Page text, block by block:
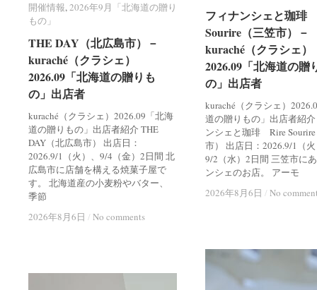
開催情報,2026年9月「北海道の贈り
もの」
THE DAY（北広島市）－
kuraché（クラシェ）
2026.09「北海道の贈りも
の」出店者
kuraché（クラシェ）2026.09「北海
道の贈りもの」出店者紹介 THE
DAY（北広島市） 出店日：
2026.9/1（火）、9/4（金）2日間 北
広島市に店舗を構える焼菓子屋で
す。 北海道産の小麦粉やバター、
季節
2026年8月6日 / No comments
開催情報 2026年9月「北海道の贈り
もの」
THE DAY（北広島市）－
kuraché（クラシェ）
2026.09「北海道の贈りも
の」出店者
2026年8月6日 / No comments
フィナンシェと珈
Sourire（三笠市）－
kuraché（クラシェ）
2026.09「北海道の贈
の」出店者
kuraché（クラシェ）
道の贈りもの」出店者紹
ンシェと珈琲 Rire
市） 出店日：2026.9/1（
9/2（水）2日間 三笠市に
ンシェのお店。 アーモ
2026年8月6日 / No
フィナンシェと珈
Sourire（三笠市）－
kuraché（クラシェ）
2026.09「北海道の贈
の」出店者
2026年8月6日 / No